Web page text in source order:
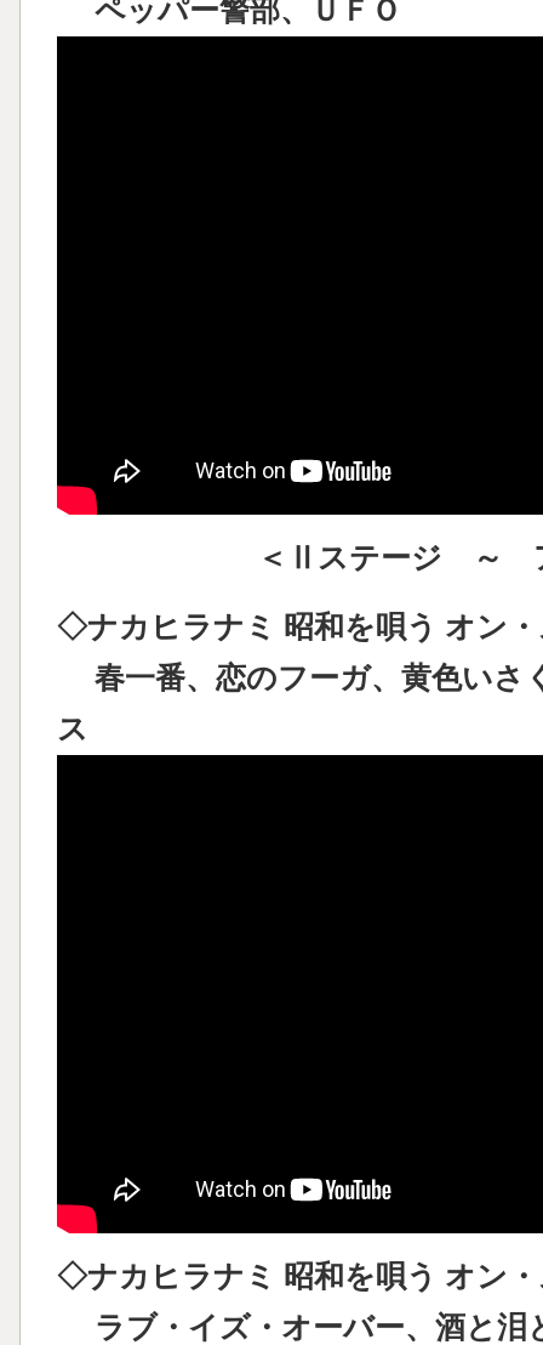
ペッパー警部、ＵＦＯ
＜Ⅱステージ ～
◇ナカヒラナミ 昭和を唄う オン
春一番、恋のフーガ、黄色いさ
ス
◇ナカヒラナミ 昭和を唄う オン
ラブ・イズ・オーバー、酒と泪